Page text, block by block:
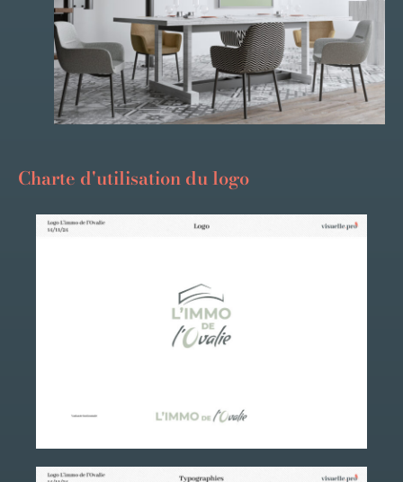
Charte d'utilisation du logo